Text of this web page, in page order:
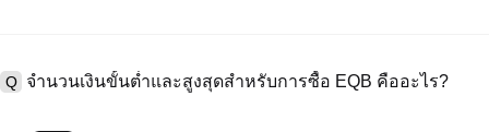
กับวิธีการชำระเงินและเวลาตอบสนองของผู้ขาย
Q จำนวนเงินขั้นต่ำและสูงสุดสำหรับการซื้อ EQB คืออะไร?